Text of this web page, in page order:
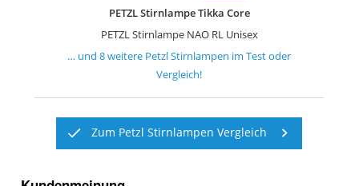
PETZL Stirnlampe Tikka Core
PETZL Stirnlampe NAO RL Unisex
… und8weitere Petzl Stirnlampen im Test oder
Vergleich!
Zum Petzl Stirnlampen Vergleich